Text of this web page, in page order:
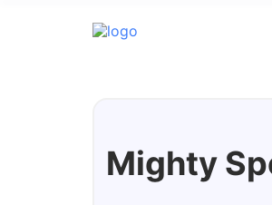
Mighty